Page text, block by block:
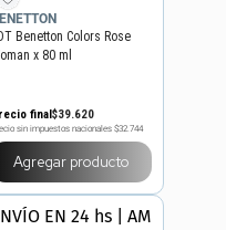
Benetton Colors Rose
x 80 ml
final$39.620
sin impuestos nacionales $32.744
Agregar producto
EN 24 hs | AMBA